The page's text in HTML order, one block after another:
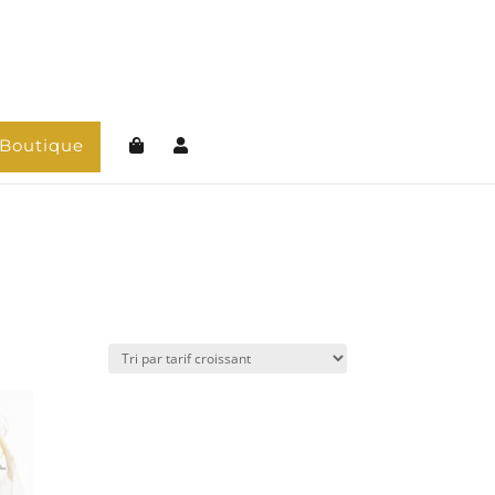
Boutique